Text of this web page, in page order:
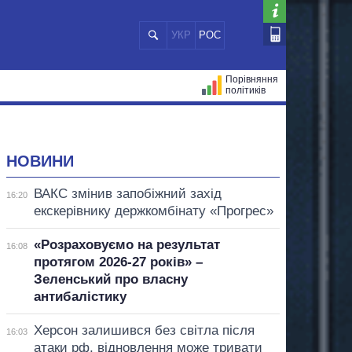
УКР РОС
Порівняння
політиків
НОВИНИ
16:20
ВАКС змінив запобіжний захід
екскерівнику держкомбінату «Прогрес»
16:08
«Розраховуємо на результат
протягом 2026-27 років» –
Зеленський про власну
антибалістику
16:03
Херсон залишився без світла після
атаки рф, відновлення може тривати